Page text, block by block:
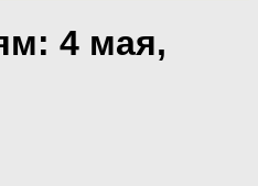
4 мая,